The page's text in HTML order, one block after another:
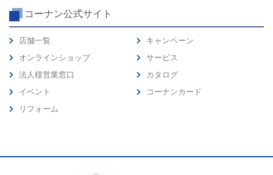
コーナン公式サイト
店舗一覧
オンラインショップ
法人様営業窓口
イベント
リフォーム
キャンペーン
サービス
カタログ
コーナンカード